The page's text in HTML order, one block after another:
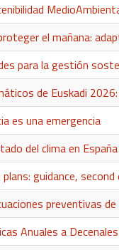
el mañana:
para la gestión
de Euskadi
es una emergencia
del clima en
guidance,
preventivas
Anuales a